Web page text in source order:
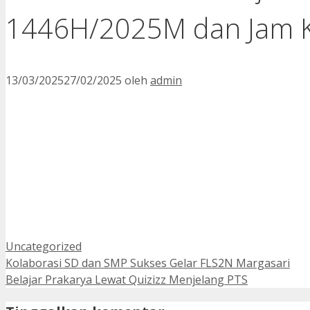
1446H/2025M dan Jam
13/03/202527/02/2025 oleh admin
Kategori
Uncategorized
Kolaborasi SD dan SMP Sukses Gelar FLS2N Margasari
Belajar Prakarya Lewat Quizizz Menjelang PTS